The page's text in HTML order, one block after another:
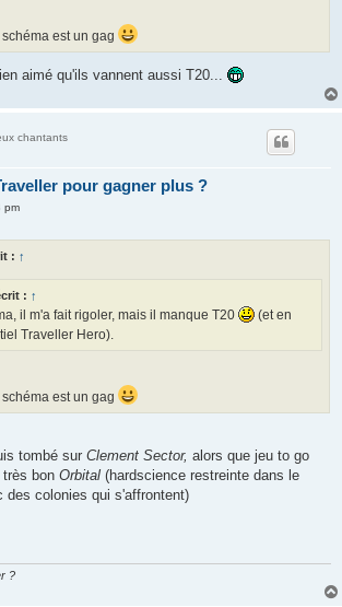
est un gag
aimé qu'ils vannent aussi T20...
chantants
pour gagner plus ?
pm
: ↑
: ↑
il m'a fait rigoler, mais il manque T20
(et en
Traveller Hero).
est un gag
tombé sur Clement Sector, alors que jeu to go
bon Orbital (hardscience restreinte dans le
des colonies qui s'affrontent)
?